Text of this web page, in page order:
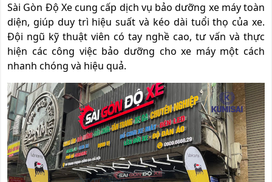
Sài Gòn Độ Xe cung cấp dịch vụ bảo dưỡng xe máy toàn
diện, giúp duy trì hiệu suất và kéo dài tuổi thọ của xe.
Đội ngũ kỹ thuật viên có tay nghề cao, tư vấn và thực
hiện các công việc bảo dưỡng cho xe máy một cách
nhanh chóng và hiệu quả.